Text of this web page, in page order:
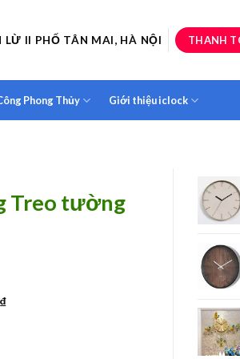
LỪ II PHỐ TÂN MAI, HÀ NỘI THANH
Phong Thủy Giới thiệu iclock
Treo tường
₫